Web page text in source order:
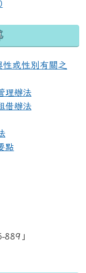
或性別有關之
理辦法
借辦法
點
uploads/
889」